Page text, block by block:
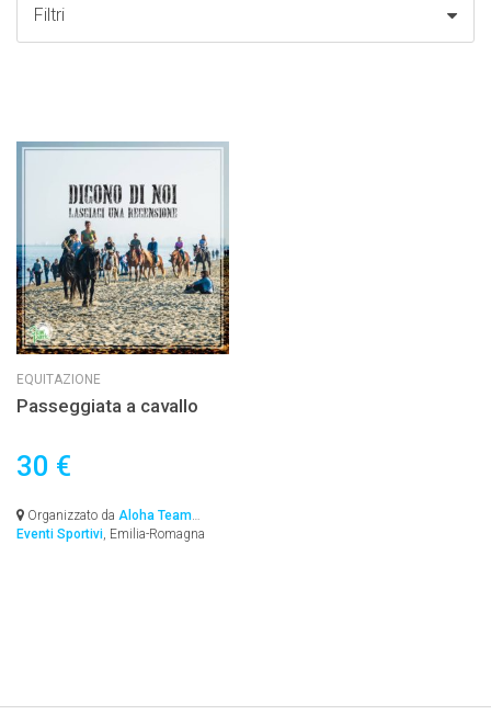
Filtri
EQUITAZIONE
Passeggiata a cavallo
30 €
Organizzato da Aloha Team
Eventi Sportivi , Emilia-Romagna